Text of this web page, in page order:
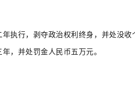
执行，剥夺政治权利终身，并处没收
，并处罚金人民币五万元。